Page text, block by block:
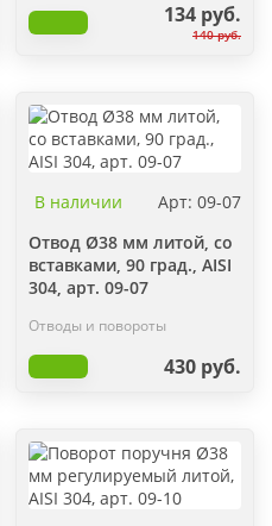
134 руб.
140 руб.
В наличии
Арт: 09-07
Отвод Ø38 мм литой, со
вставками, 90 град., AISI
304, арт. 09-07
Отводы и повороты
430 руб.